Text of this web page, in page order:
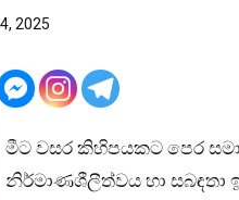
2025
මීට වසර කිහිපයකට පෙර
නිර්මාණශීලීත්වය හා සබඳතා